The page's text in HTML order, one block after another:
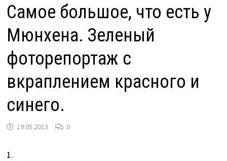
Самое большое, что есть у
Мюнхена. Зеленый
фоторепортаж с
вкраплением красного и
синего.
19.05.2013 0
1.